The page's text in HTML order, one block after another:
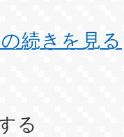
続きを見る
る